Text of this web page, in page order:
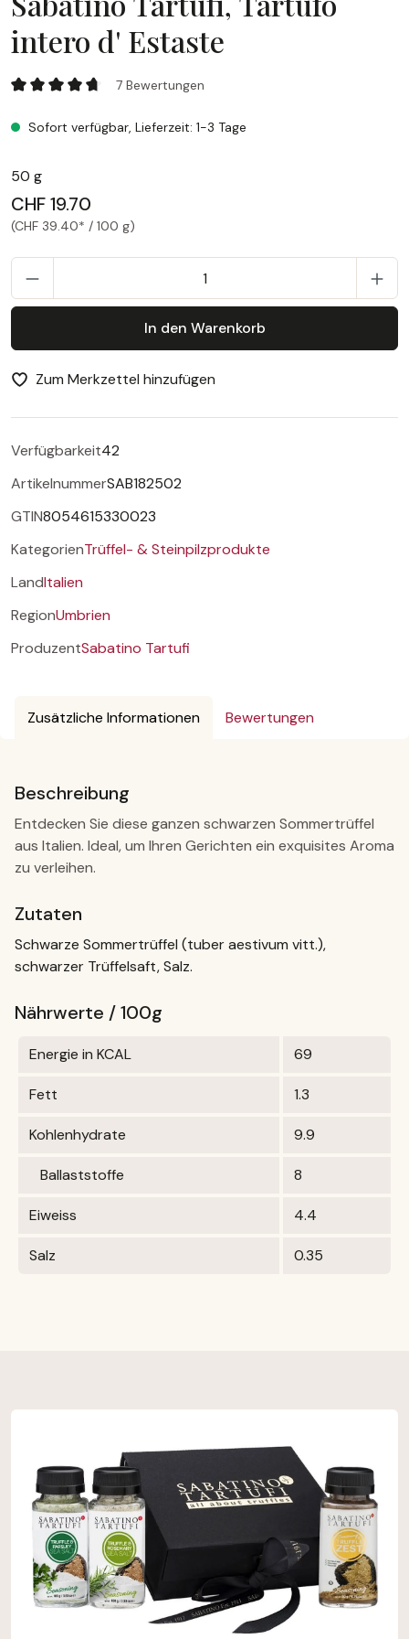
intero d' Estaste
Sabatino Tartufi, Tartufo intero d' Estaste
7 Bewertungen
Sofort verfügbar, Lieferzeit: 1-3 Tage
50 g
CHF 19.70
(CHF 39.40* / 100 g)
In den Warenkorb
Zum Merkzettel hinzufügen
Verfügbarkeit42
ArtikelnummerSAB182502
GTIN8054615330023
KategorienTrüffel- & Steinpilzprodukte
LandItalien
RegionUmbrien
ProduzentSabatino Tartufi
Zusätzliche Informationen Bewertungen
Beschreibung
Entdecken Sie diese ganzen schwarzen Sommertrüffel
aus Italien. Ideal, um Ihren Gerichten ein exquisites Aroma
zu verleihen.
Zutaten
Schwarze Sommertrüffel (tuber aestivum vitt.),
schwarzer Trüffelsaft, Salz.
Nährwerte / 100g
Energie in KCAL 69
Fett 1.3
Kohlenhydrate 9.9
Ballaststoffe 8
Eiweiss 4.4
Salz 0.35